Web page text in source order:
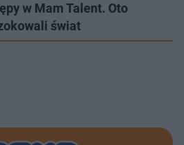
w Mam Talent. Oto
świat